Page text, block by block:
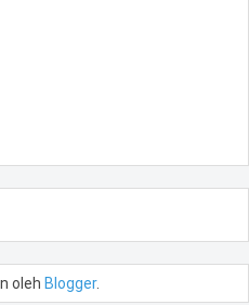
oleh Blogger.